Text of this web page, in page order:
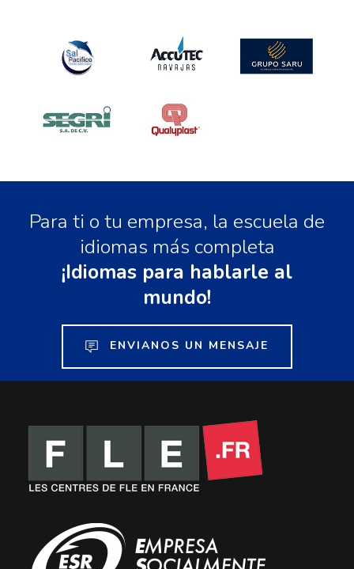
Para ti o tu empresa, la escuela de
idiomas más completa
¡Idiomas para hablarle al
mundo!
ENVIANOS UN MENSAJE